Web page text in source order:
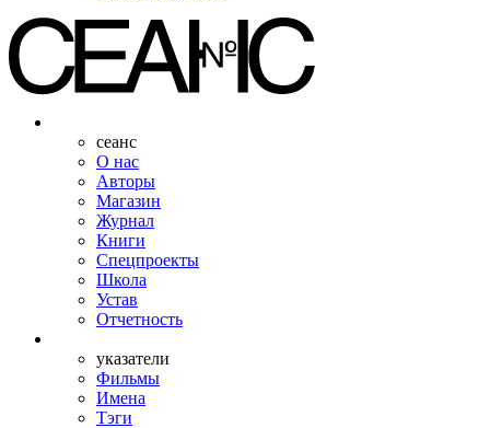
сеанс
О нас
Авторы
Магазин
Журнал
Книги
Спецпроекты
Школа
Устав
Отчетность
указатели
Фильмы
Имена
Тэги